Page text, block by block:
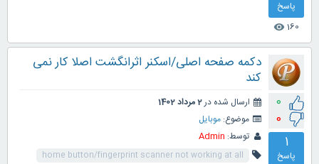
پاسخ
160
visibility
0
0
1
پاسخ
دکمه صفحه اصلی/اسکنر اثرانگشت اصلا کار نمی
کند
ارسال شده در2 مرداد 1402
موضوع: موبایل
توسط: Admin
home button/fingerprint scanner not working at all